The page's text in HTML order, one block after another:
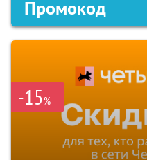
Промокод
-15%